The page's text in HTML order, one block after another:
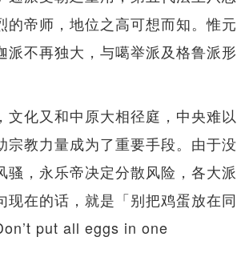
的帝师，地位之高可想而知。惟元
派不再独大，与噶举派及格鲁派形
文化又和中原大相径庭，中央难以
宗教力量成为了重要手段。由于没
骚，永乐帝决定分散风险，各大派
现在的话，就是「别把鸡蛋放在同
put all eggs in one